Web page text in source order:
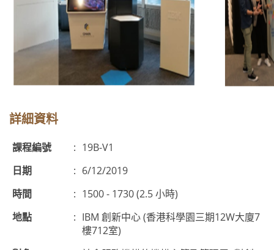
詳細資料
課程編號 : 19B-V1
日期
: 6/12/2019
時間
: 1500 - 1730 (2.5 小時)
地點
: IBM 創新中心 (香港科學園三期12W大廈7
樓712室)